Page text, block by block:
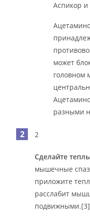
Аспикор и
может
головном
разными
2
Сделайте
мышечные
приложите
расслабит
подвижными.[3]